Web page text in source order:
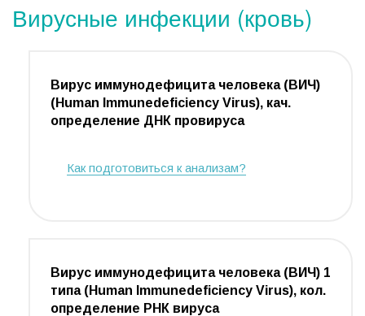
Вирусные инфекции (кровь)
Вирус иммунодефицита человека (ВИЧ)
(Human Immunedeficiency Virus), кач.
определение ДНК провируса
Как подготовиться к анализам?
Вирус иммунодефицита человека (ВИЧ) 1
типа (Human Immunedeficiency Virus), кол.
определение РНК вируса